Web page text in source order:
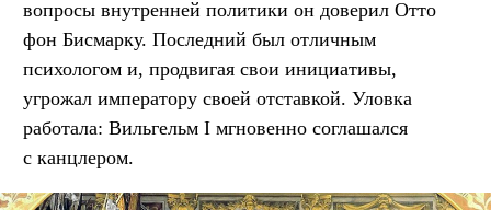
вопросы внутренней политики он доверил Отто
фон Бисмарку. Последний был отличным
психологом и, продвигая свои инициативы,
угрожал императору своей отставкой. Уловка
работала: Вильгельм I мгновенно соглашался
с канцлером.